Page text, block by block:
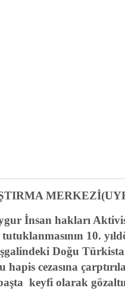
İnsan hakları
10.
Doğu
cezasına
keyfi olarak